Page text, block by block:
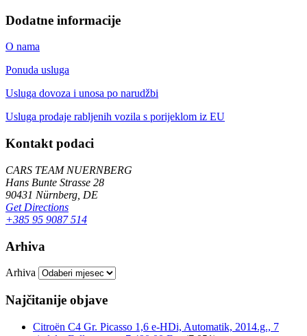
Dodatne informacije
O nama
Ponuda usluga
Usluga dovoza i unosa po narudžbi
Usluga prodaje rabljenih vozila s porijeklom iz EU
Kontakt podaci
CARS TEAM NUERNBERG
Hans Bunte Strasse 28
90431 Nürnberg, DE
Get Directions
+385 95 9087 514
Arhiva
Arhiva
Najčitanije objave
Citroën C4 Gr. Picasso 1,6 e-HDi, Automatik, 2014.g., 7